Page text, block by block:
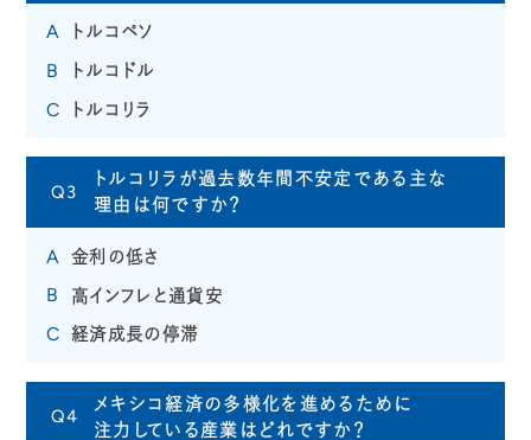
A トルコペソ
B トルコドル
C トルコリラ
Q3
トルコリラが過去数年間不安定である主な
理由は何ですか？
A 金利の低さ
B 高インフレと通貨安
C 経済成長の停滞
Q4
メキシコ経済の多様化を進めるために
注力している産業はどれですか？